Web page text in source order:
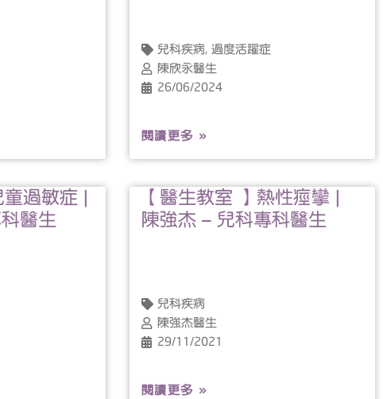
兒科疾病, 過度活躍症
陳欣永醫生
26/06/2024
閱讀更多 »
過敏症 |
醫生
【醫生教室 】熱性痙攣 |
陳強杰 – 兒科專科醫生
兒科疾病
陳強杰醫生
29/11/2021
閱讀更多 »